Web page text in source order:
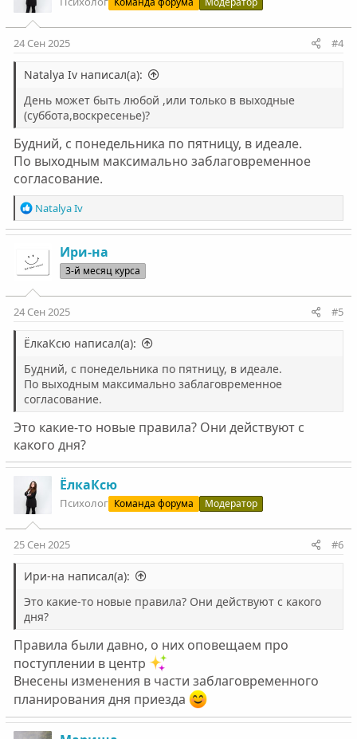
Встреча проводится на территории центра или в
самом центре ( в зависимости от обстоятельств и
погодных условий)
Посещения разрешены строго после того, как
реабилитант закончил 14 урок, а лечащие, в свою
очередь, прочли весь необходимый материал, а
именно статьи - и сдали успешно экзамен.
ВАЖНО:
Персонал центра оставляет за собой право отказать
в визите лечащих, если это может пагубно
повлиять на терапевтический процесс.
и
и
:
24 Сен 2025 #4
Natalya Iv написал(а):
День может быть любой ,или только в выходные
(суббота,воскресенье)?
Будний, с понедельника по пятницу, в идеале.
По выходным максимально заблаговременное
согласование.
Р
е
а
ц
и
и
:
Natalya Iv
Ири-на
3-й месяц курса
24 Сен 2025 #5
ЁлкаКсю написал(а):
Будний, с понедельника по пятницу, в идеале.
По выходным максимально заблаговременное
согласование.
Это какие-то новые правила? Они действуют с
какого дня?
ЁлкаКсю
Психолог Команда форума Модератор
25 Сен 2025 #6
Ири-на написал(а):
Это какие-то новые правила? Они действуют с какого
дня?
Правила были давно, о них оповещаем про
поступлении в центр
Внесены изменения в части заблаговременного
планирования дня приезда